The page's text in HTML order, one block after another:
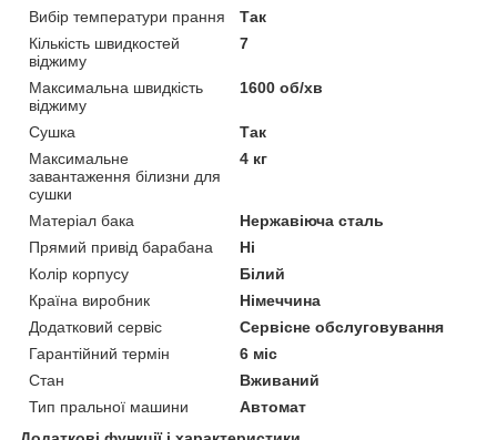
Вибір температури прання
Так
Кількість швидкостей
віджиму
7
Максимальна швидкість
віджиму
1600 об/хв
Сушка
Так
Максимальне
завантаження білизни для
сушки
4 кг
Матеріал бака
Нержавіюча сталь
Прямий привід барабана
Ні
Колір корпусу
Білий
Країна виробник
Німеччина
Додатковий сервіс
Сервісне обслуговування
Гарантійний термін
6 міс
Стан
Вживаний
Тип пральної машини
Автомат